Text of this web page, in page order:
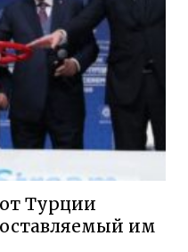
Турции
им